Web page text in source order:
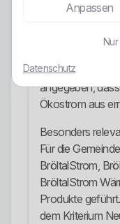
Die Ökostrom-
In den Vertrags-
angegeben,
Ökostrom aus
Besonders
Für die
BröltalStrom,
BröltalStrom
Produkte
dem Kriterium
Anpassen
Datenschutz